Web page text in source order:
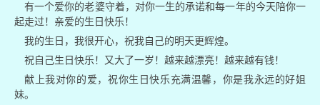
有一个爱你的老婆守着，对你一生的承诺和每一年的今天陪你一
起走过！亲爱的生日快乐！
我的生日，我很开心，祝我自己的明天更辉煌。
祝自己生日快乐！又大了一岁！越来越漂亮！越来越有钱！
献上我对你的爱，祝你生日快乐充满温馨，你是我永远的好姐
妹。